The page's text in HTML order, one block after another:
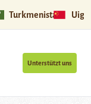
Turkmenistan
Unterstützt uns